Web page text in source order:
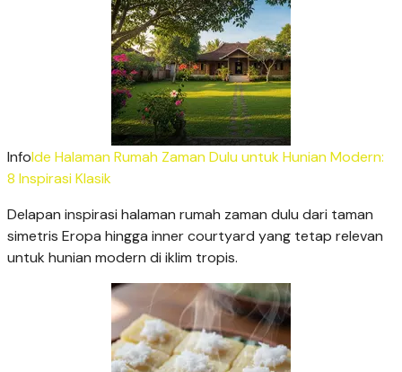
InfoIde Halaman Rumah Zaman Dulu untuk Hunian Modern:
8 Inspirasi Klasik
Delapan inspirasi halaman rumah zaman dulu dari taman
simetris Eropa hingga inner courtyard yang tetap relevan
untuk hunian modern di iklim tropis.